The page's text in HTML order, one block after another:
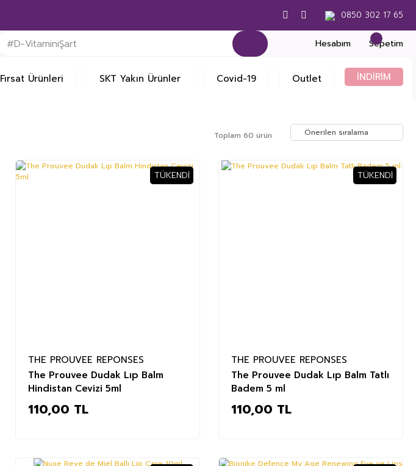
0850 302 17 65
Hesabım Sepetim
Fırsat Ürünleri SKT Yakın Ürünler Covid-19 Outlet İNDİRİM
Toplam 60 ürün
TÜKENDI
THE PROUVEE REPONSES
The Prouvee Dudak Lıp Balm
Hindistan Cevizi 5ml
110,00 TL
TÜKENDI
THE PROUVEE REPONSES
The Prouvee Dudak Lıp Balm Tatlı
Badem 5 ml
110,00 TL